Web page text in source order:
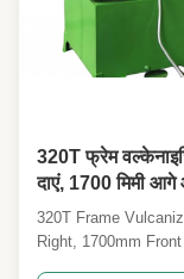
320T फ्रेम
दाएं, 1700 मिमी
हॉट प्रेसिंग फोर्मिंग
320T Frame
Right, 1700mm